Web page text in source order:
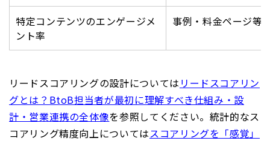
特定コンテンツのエンゲージメ
ント率
事例・料金ページ等
リードスコアリングの設計については リードスコアリン
グとは？BtoB担当者が最初に理解すべき仕組み・設
計・営業連携の全体像を参照してください。統計的なス
コアリング精度向上についてはスコアリングを「感覚」